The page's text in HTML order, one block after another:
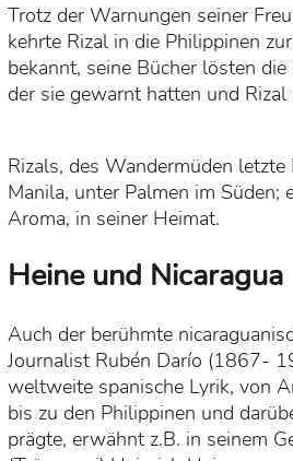
Trotz der Warnungen seiner
kehrte Rizal in die Philippinen
bekannt, seine Bücher lösten
der sie gewarnt hatten und
Rizals, des Wandermüden
Manila, unter Palmen im Süden;
Aroma, in seiner Heimat.
Heine und Nicaragua
Auch der berühmte
Journalist Rubén Darío (1867-
weltweite spanische Lyrik, von
bis zu den Philippinen und
prägte, erwähnt z.B. in seinem